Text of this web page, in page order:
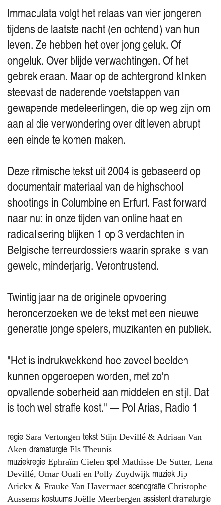
Immaculata volgt het relaas van vier jongeren
tijdens de laatste nacht (en ochtend) van hun
leven. Ze hebben het over jong geluk. Of
ongeluk. Over blijde verwachtingen. Of het
gebrek eraan. Maar op de achtergrond klinken
steevast de naderende voetstappen van
gewapende medeleerlingen, die op weg zijn om
aan al die verwondering over dit leven abrupt
een einde te komen maken.
Deze ritmische tekst uit 2004 is gebaseerd op
documentair materiaal van de highschool
shootings in Columbine en Erfurt. Fast forward
naar nu: in onze tijden van online haat en
radicalisering blijken 1 op 3 verdachten in
Belgische terreurdossiers waarin sprake is van
geweld, minderjarig. Verontrustend.
Twintig jaar na de originele opvoering
heronderzoeken we de tekst met een nieuwe
generatie jonge spelers, muzikanten en publiek.
"Het is indrukwekkend hoe zoveel beelden
kunnen opgeroepen worden, met zo'n
opvallende soberheid aan middelen en stijl. Dat
is toch wel straffe kost." — Pol Arias, Radio 1
regie Sara Vertongen tekst Stijn Devillé & Adriaan Van
Aken dramaturgie Els Theunis
muziekregie Ephraïm Cielen spel Mathisse De Sutter, Lena
Devillé, Omar Ouali en Polly Zuydwijk muziekJip
Arickx & Frauke Van Havermaet scenografie Christophe
Aussems kostuums Joëlle Meerbergen assistent dramaturgie